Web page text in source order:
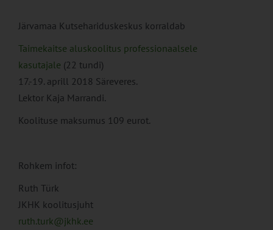
Järvamaa Kutsehariduskeskus korraldab
Taimekaitse aluskoolitus professionaalsele
kasutajale (22 tundi)
17.-19. aprill 2018 Säreveres.
Lektor Kaja Marrandi.
Koolituse maksumus 109 eurot.
Rohkem infot:
Ruth Türk
JKHK koolitusjuht
ruth.turk@jkhk.ee